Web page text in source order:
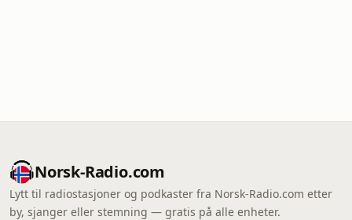
Norsk-Radio.com
Lytt til radiostasjoner og podkaster fra Norsk-Radio.com etter
by, sjanger eller stemning — gratis på alle enheter.